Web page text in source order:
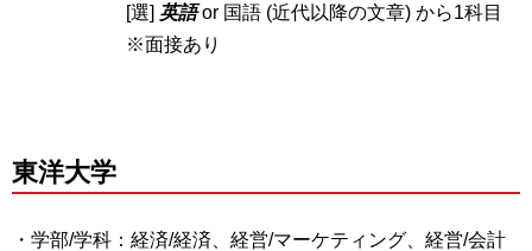
[選] 英語or 国語 (近代以降の文章) から1科目
※面接あり
東洋大学
・学部/学科：経済/経済、経営/マーケティング、経営/会計